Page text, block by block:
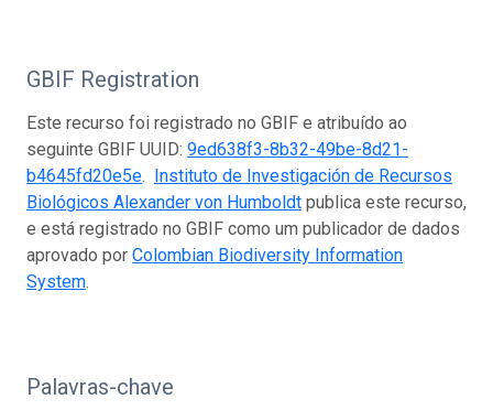
GBIF Registration
Este recurso foi registrado no GBIF e atribuído ao
seguinte GBIF UUID: 9ed638f3-8b32-49be-8d21-
b4645fd20e5e. Instituto de Investigación de Recursos
Biológicos Alexander von Humboldt publica este recurso,
e está registrado no GBIF como um publicador de dados
aprovado por Colombian Biodiversity Information
System.
Palavras-chave